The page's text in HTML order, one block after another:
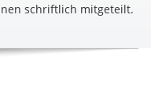
schriftlich mitgeteilt.